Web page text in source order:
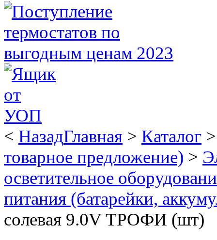
< НазадГлавная > Каталог
товарное предложение) >
осветительное
питания (батарейки,
солевая 9.0V ТРОФИ (шт)